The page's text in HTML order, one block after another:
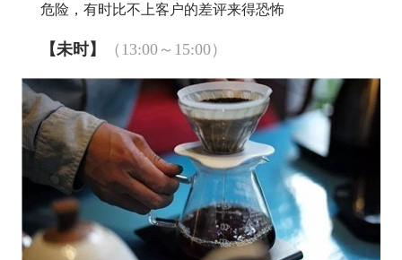
危险，有时比不上客户的差评来得恐怖
【未时】 （13:00～15:00）